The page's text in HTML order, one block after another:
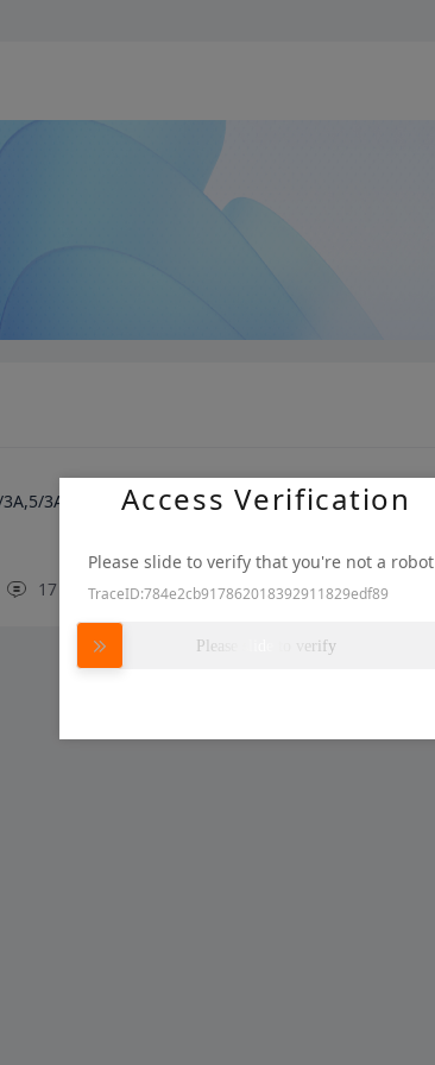
3A BEC,支持大疆天空端，目前已经爽飞
17 20 硬创社
Access Verification
Please slide to verify that you're not a robot
TraceID:784e2cb917862018392911829edf89
Please slide to verify